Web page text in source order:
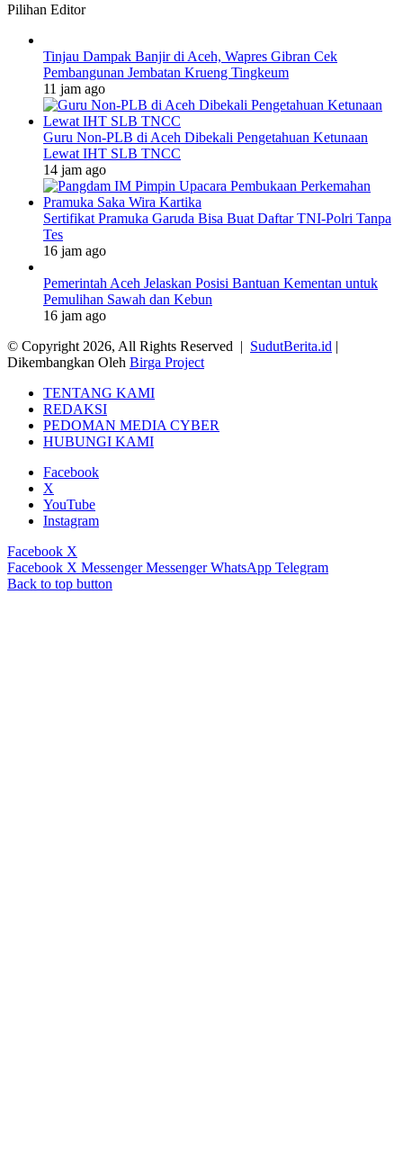
Pilihan Editor
Tinjau Dampak Banjir di Aceh, Wapres Gibran Cek
Pembangunan Jembatan Krueng Tingkeum
11 jam ago
Guru Non-PLB di Aceh Dibekali Pengetahuan Ketunaan
Lewat IHT SLB TNCC
14 jam ago
Sertifikat Pramuka Garuda Bisa Buat Daftar TNI-Polri Tanpa
Tes
16 jam ago
Pemerintah Aceh Jelaskan Posisi Bantuan Kementan untuk
Pemulihan Sawah dan Kebun
16 jam ago
© Copyright 2026, All Rights Reserved | SudutBerita.id |
Dikembangkan Oleh Birga Project
TENTANG KAMI
REDAKSI
PEDOMAN MEDIA CYBER
HUBUNGI KAMI
Facebook
X
YouTube
Instagram
Facebook X
Facebook X Messenger Messenger WhatsApp Telegram
Back to top button